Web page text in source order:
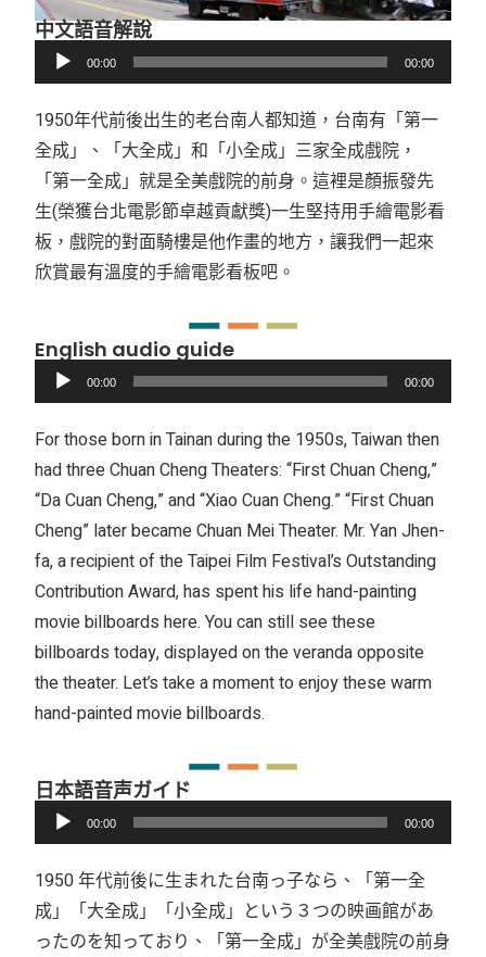
中文語音解說
訊
播
放
器
00:00 00:00
1950年代前後出生的老台南人都知道，台南有「第一
全成」、「大全成」和「小全成」三家全成戲院，
「第一全成」就是全美戲院的前身。這裡是顏振發先
生(榮獲台北電影節卓越貢獻獎)一生堅持用手繪電影看
板，戲院的對面騎樓是他作畫的地方，讓我們一起來
欣賞最有溫度的手繪電影看板吧。
English audio guide
訊
播
放
器
00:00 00:00
For those born in Tainan during the 1950s, Taiwan then
had three Chuan Cheng Theaters: “First Chuan Cheng,”
“Da Cuan Cheng,” and “Xiao Cuan Cheng.” “First Chuan
Cheng” later became Chuan Mei Theater. Mr. Yan Jhen-
fa, a recipient of the Taipei Film Festival’s Outstanding
Contribution Award, has spent his life hand-painting
movie billboards here. You can still see these
billboards today, displayed on the veranda opposite
the theater. Let’s take a moment to enjoy these warm
hand-painted movie billboards.
日本語音声ガイド
訊
播
放
器
00:00 00:00
1950 年代前後に生まれた台南っ子なら、「第一全
成」「大全成」「小全成」という３つの映画館があ
ったのを知っており、「第一全成」が全美戲院の前身